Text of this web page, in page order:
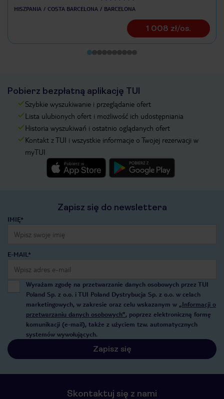
HISZPANIA COSTA BARCELONA BARCELONA
1 008 zł/os.
Pobierz bezpłatną aplikację TUI
Szybkie wyszukiwanie i przeglądanie ofert
Lista ulubionych ofert i możliwość ich udostępniania
Historia wyszukiwań i ostatnio oglądanych ofert
Kontakt z TUI i wszystkie informacje o Twojej rezerwacji w
myTUI
Zapisz się do newslettera
IMIĘ*
E-MAIL*
Wyrażam zgodę na przetwarzanie danych osobowych przez TUI
Poland Sp. z o.o. i TUI Poland Dystrybucja Sp. z o.o. w celach
marketingowych, w zakresie oraz celu wskazanym w „Informacji o
przetwarzaniu danych osobowych”, poprzez elektroniczną formę
komunikacji (e-mail), także z użyciem tzw. automatycznych
systemów wywołujących.
Zapisz się
Skontaktuj się z nami